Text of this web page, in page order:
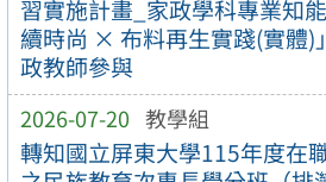
習實施計畫_家政學科專業知
續時尚 × 布料再生實踐(實體)
政教師參與
2026-07-20 教學組
轉知國立屏東大學115年度在